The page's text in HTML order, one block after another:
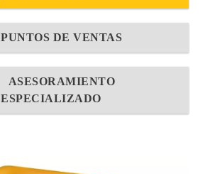
PUNTOS DE VENTAS
ASESORAMIENTO
ESPECIALIZADO